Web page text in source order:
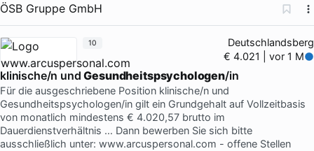
ÖSB Gruppe GmbH
Deutschlandsberg
€ 4.021 | vor 1 M
klinische/n undGesundheitspsychologen/in
Für die ausgeschriebene Position klinische/n und
Gesundheitspsychologen/in gilt ein Grundgehalt auf Vollzeitbasis
von monatlich mindestens € 4.020,57 brutto im
Dauerdienstverhältnis … Dann bewerben Sie sich bitte
ausschließlich unter: www.arcuspersonal.com - offene Stellen
10